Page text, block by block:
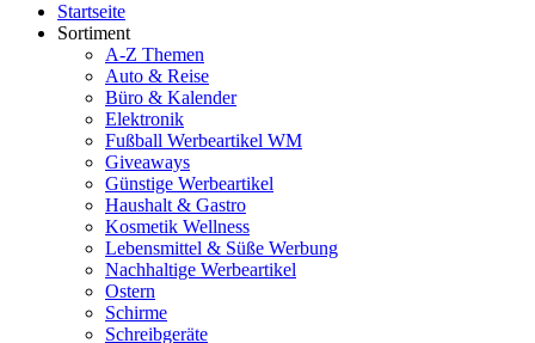
Startseite
Sortiment
A-Z Themen
Auto & Reise
Büro & Kalender
Elektronik
Fußball Werbeartikel WM
Giveaways
Günstige Werbeartikel
Haushalt & Gastro
Kosmetik Wellness
Lebensmittel & Süße Werbung
Nachhaltige Werbeartikel
Ostern
Schirme
Schreibgeräte